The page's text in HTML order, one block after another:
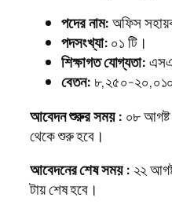
পদের নাম:অফিস
পদসংখ্যা:০১ টি।
শিক্ষাগত যোগ্যতা:
বেতন: ৮,২৫০-
আবেদন শুরুর সময় : ০৮
থেকে শুরু হবে।
আবেদনের শেষ সময় : ২২
টায় শেষ হবে।